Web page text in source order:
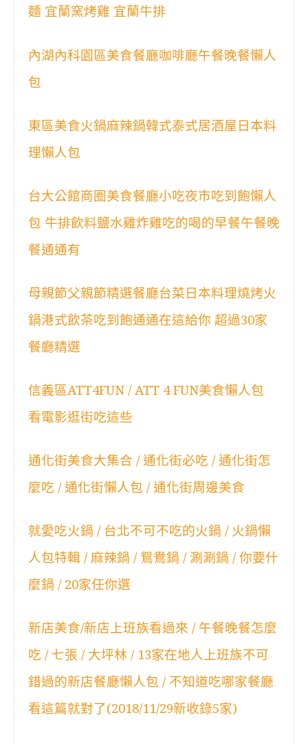
麵 宜蘭窯烤雞 宜蘭牛排
內湖內科園區美食餐廳咖啡廳午餐晚餐懶人
包
東區美食火鍋麻辣鍋韓式泰式居酒屋日本料
理懶人包
台大公館商圈美食餐廳小吃夜市吃到飽懶人
包 牛排飲料鹽水雞炸雞吃的喝的早餐午餐晚
餐通通有
母親節父親節精選餐廳台菜日本料理燒烤火
鍋港式飲茶吃到飽通通在這給你 超過30家
餐廳精選
信義區ATT4FUN / ATT 4 FUN美食懶人包
看電影逛街吃這些
通化街美食大集合 / 通化街必吃 / 通化街怎
麼吃 / 通化街懶人包 / 通化街周邊美食
就愛吃火鍋 / 台北不可不吃的火鍋 / 火鍋懶
人包特輯 / 麻辣鍋 / 鴛鴦鍋 / 涮涮鍋 / 你要什
麼鍋 / 20家任你選
新店美食/新店上班族看過來 / 午餐晚餐怎麼
吃 / 七張 / 大坪林 / 13家在地人上班族不可
錯過的新店餐廳懶人包 / 不知道吃哪家餐廳
看這篇就對了(2018/11/29新收錄5家)